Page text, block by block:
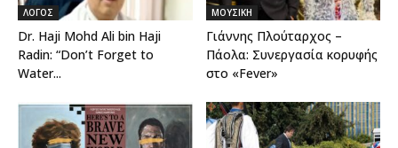
ΛΟΓΟΣ
Dr. Haji Mohd Ali bin Haji
Radin: “Don’t Forget to
Water...
ΜΟΥΣΙΚΗ
Γιάννης Πλούταρχος –
Πάολα: Συνεργασία κορυφής
στο «Fever»